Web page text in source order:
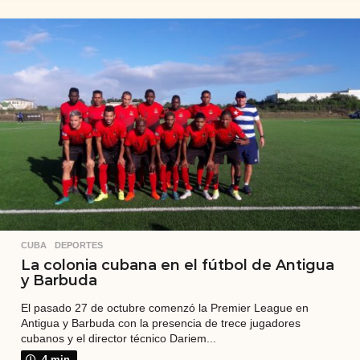
o
á
s
CUBA ,DEPORTES
La colonia cubana en el fútbol de Antigua
y Barbuda
El pasado 27 de octubre comenzó la Premier League en
Antigua y Barbuda con la presencia de trece jugadores
cubanos y el director técnico Dariem...